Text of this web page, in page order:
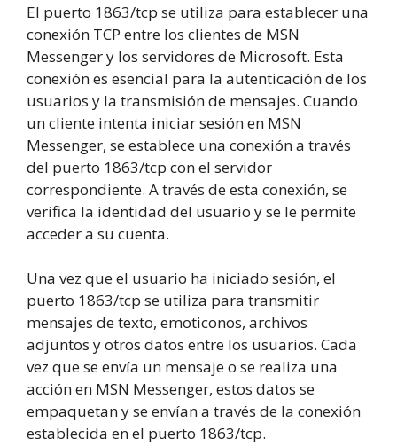
El puerto 1863/tcp se utiliza para establecer una
conexión TCP entre los clientes de MSN
Messenger y los servidores de Microsoft. Esta
conexión es esencial para la autenticación de los
usuarios y la transmisión de mensajes. Cuando
un cliente intenta iniciar sesión en MSN
Messenger, se establece una conexión a través
del puerto 1863/tcp con el servidor
correspondiente. A través de esta conexión, se
verifica la identidad del usuario y se le permite
acceder a su cuenta.
Una vez que el usuario ha iniciado sesión, el
puerto 1863/tcp se utiliza para transmitir
mensajes de texto, emoticonos, archivos
adjuntos y otros datos entre los usuarios. Cada
vez que se envía un mensaje o se realiza una
acción en MSN Messenger, estos datos se
empaquetan y se envían a través de la conexión
establecida en el puerto 1863/tcp.